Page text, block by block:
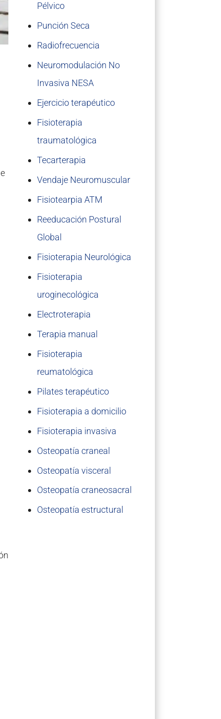
Pélvico
Punción Seca
Radiofrecuencia
Neuromodulación No
Invasiva NESA
Ejercicio terapéutico
Fisioterapia
traumatológica
Tecarterapia
Vendaje Neuromuscular
Fisiotearpia ATM
Reeducación Postural
Global
Fisioterapia Neurológica
Fisioterapia
uroginecológica
Electroterapia
Terapia manual
Fisioterapia
reumatológica
Pilates terapéutico
Fisioterapia a domicilio
Fisioterapia invasiva
Osteopatía craneal
Osteopatía visceral
Osteopatía craneosacral
Osteopatía estructural